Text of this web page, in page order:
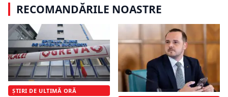
RECOMANDĂRILE NOASTRE
ȘTIRI DE ULTIMĂ ORĂ